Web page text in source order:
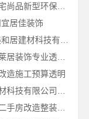
南昌环保全屋定制口碑看江西尚宅尚品新型环保材料有限公司
居佳装饰
无锡旧房硬装报价多少？无锡亿莱居装饰专业透明报价
造施工预算透明
宁波雅美和居建材科技有限公司二手房改造整装服务